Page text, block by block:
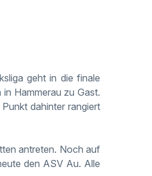
geht in die finale
Hammerau zu Gast.
dahinter rangiert
antreten. Noch auf
den ASV Au. Alle